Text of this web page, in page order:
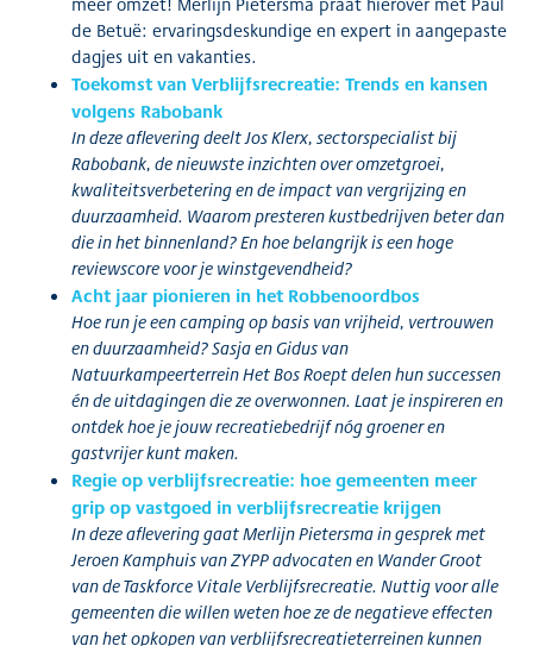
de Betuë: ervaringsdeskundige en expert in aangepaste
dagjes uit en vakanties.
Toekomst van Verblijfsrecreatie: Trends en kansen
volgens Rabobank
In deze aflevering deelt Jos Klerx, sectorspecialist bij
Rabobank, de nieuwste inzichten over omzetgroei,
kwaliteitsverbetering en de impact van vergrijzing en
duurzaamheid. Waarom presteren kustbedrijven beter dan
die in het binnenland? En hoe belangrijk is een hoge
reviewscore voor je winstgevendheid?
Acht jaar pionieren in het Robbenoordbos
Hoe run je een camping op basis van vrijheid, vertrouwen
en duurzaamheid? Sasja en Gidus van
Natuurkampeerterrein Het Bos Roept delen hun successen
én de uitdagingen die ze overwonnen. Laat je inspireren en
ontdek hoe je jouw recreatiebedrijf nóg groener en
gastvrijer kunt maken.
Regie op verblijfsrecreatie: hoe gemeenten meer
grip op vastgoed in verblijfsrecreatie krijgen
In deze aflevering gaat Merlijn Pietersma in gesprek met
Jeroen Kamphuis van ZYPP advocaten en Wander Groot
van de Taskforce Vitale Verblijfsrecreatie. Nuttig voor alle
gemeenten die willen weten hoe ze de negatieve effecten
van het opkopen van verblijfsrecreatieterreinen kunnen